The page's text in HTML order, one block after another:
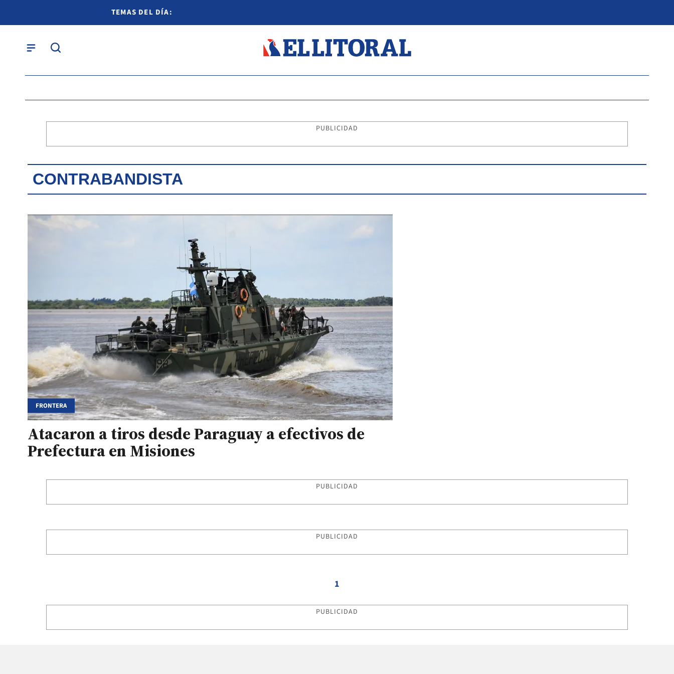
TEMAS DEL DÍA:
PUBLICIDAD
CONTRABANDISTA
FRONTERA
Atacaron a tiros desde Paraguay a efectivos de
Prefectura en Misiones
PUBLICIDAD
PUBLICIDAD
1
PUBLICIDAD